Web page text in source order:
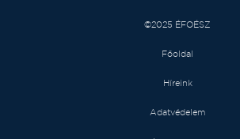
©2025 ÉFOÉSZ
Főoldal
Híreink
Adatvédelem